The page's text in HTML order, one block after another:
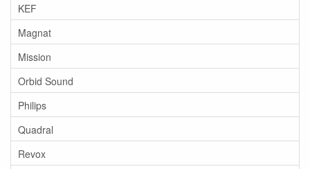
KEF
Magnat
Mission
Orbid Sound
Philips
Quadral
Revox